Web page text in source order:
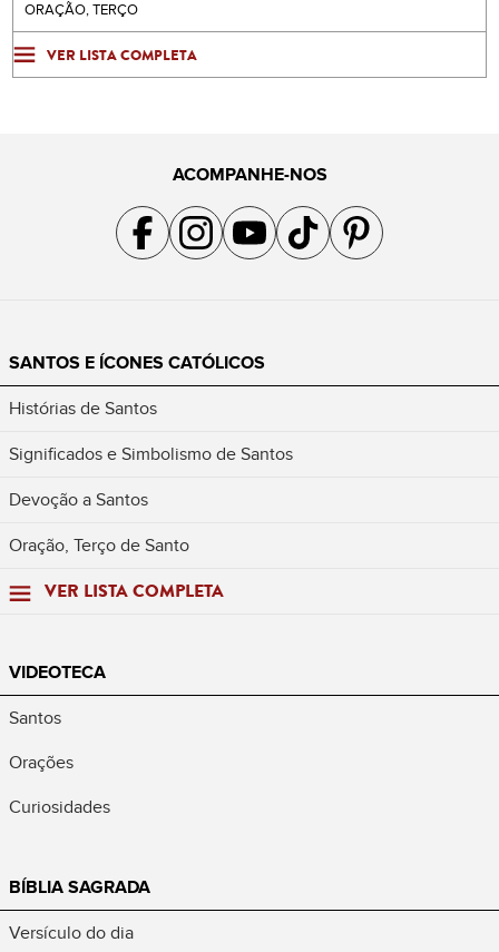
ORAÇÃO, TERÇO
VER LISTA COMPLETA
ACOMPANHE-NOS
Acompanhe a gente no Facebook
Acompanhe a gente no Instagram
Acompanhe a gente no YouTube
Acompanhe a gente no TikTok
Acompanhe a gente no
SANTOS E ÍCONES CATÓLICOS
Histórias de Santos
Significados e Simbolismo de Santos
Devoção a Santos
Oração, Terço de Santo
VER LISTA COMPLETA
VIDEOTECA
Santos
Orações
Curiosidades
BÍBLIA SAGRADA
Versículo do dia